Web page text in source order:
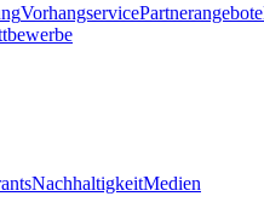
VorhangservicePartnerangebote
NachhaltigkeitMedien